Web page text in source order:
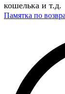
кошелька и т.д.
Памятка по